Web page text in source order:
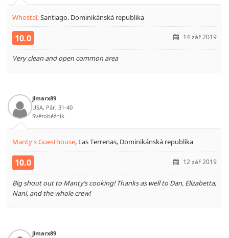
Whostal,Santiago, Dominikánská republika
10.0 14 zář 2019
Very clean and open common area
jlmarx89
USA, Pár, 31-40
Světoběžník
Manty's Guesthouse, Las Terrenas, Dominikánská republika
10.0 12 zář 2019
Big shout out to Manty’s cooking! Thanks as well to Dan, Elizabetta,
Nani, and the whole crew!
jlmarx89